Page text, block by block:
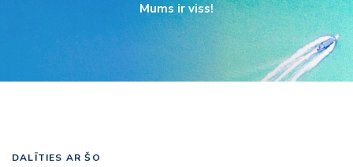
Mums ir viss!
DALĪTIES AR ŠO